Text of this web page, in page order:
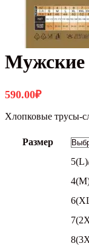
Мужские
590.00₽
Хлопковые трусы-
Размер